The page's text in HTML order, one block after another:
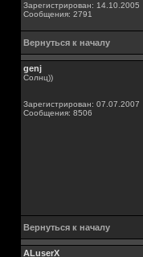
Зарегистрирован: 14.10.2005
Сообщения: 2791
Вернуться к началу
genj
Солнц))
Зарегистрирован: 07.07.2007
Сообщения: 8506
Вернуться к началу
ALuserX